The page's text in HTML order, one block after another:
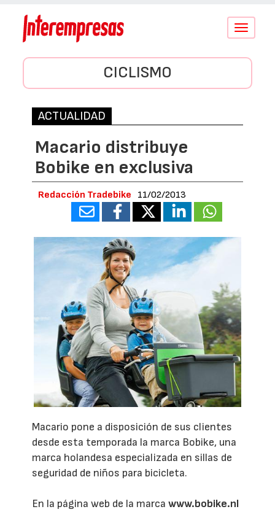
Conmutar
CICLISMO
ACTUALIDAD
Macario distribuye
Bobike en exclusiva
Redacción Tradebike 11/02/2013
Macario pone a disposición de sus clientes
desde esta temporada la marca Bobike, una
marca holandesa especializada en sillas de
seguridad de niños para bicicleta.
En la página web de la marcawww.bobike.nl